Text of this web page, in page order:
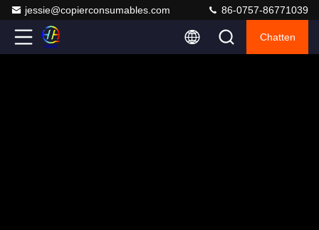
jessie@copierconsumables.com 86-0757-86771039
Chatten